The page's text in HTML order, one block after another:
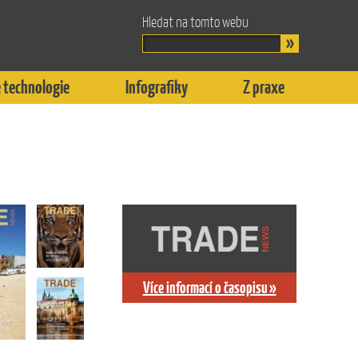
Hledat na tomto webu
technologie Infografiky Z praxe
Více informací o časopisu »